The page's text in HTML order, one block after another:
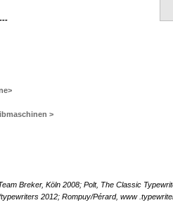
>
Breker, Köln 2008; Polt, The Classic
2012; Rompuy/Pérard, www